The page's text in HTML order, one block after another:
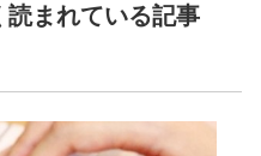
読まれている記事